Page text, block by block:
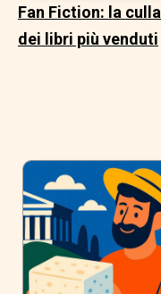
Fan Fiction: la culla
dei libri più venduti